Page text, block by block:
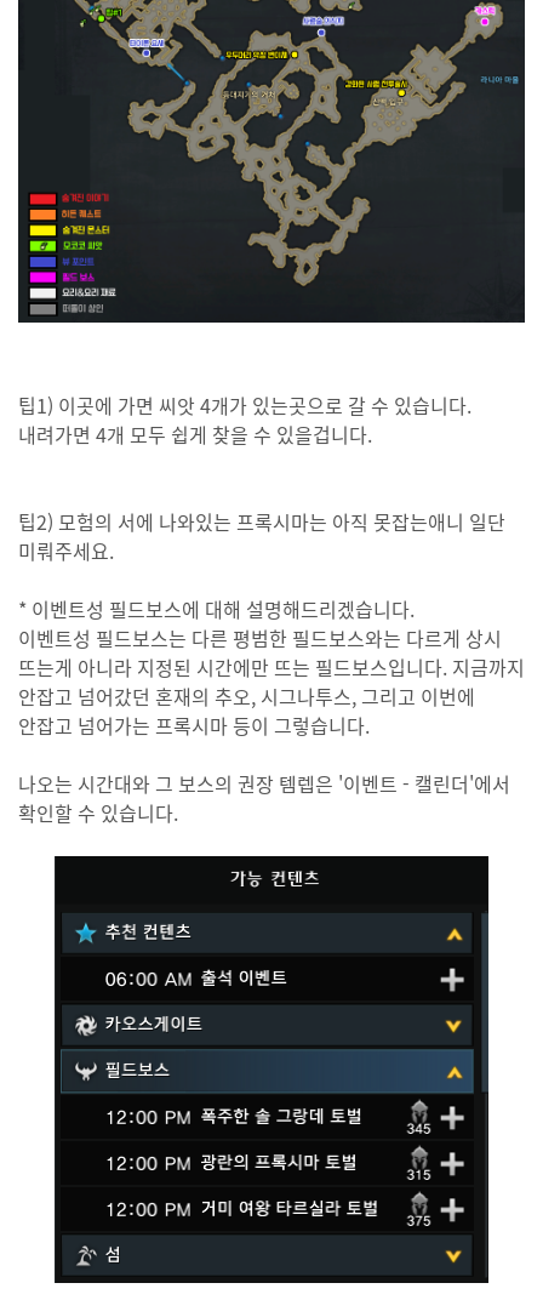
팁1) 이곳에 가면 씨앗 4개가 있는곳으로 갈 수 있습니다.
내려가면 4개 모두 쉽게 찾을 수 있을겁니다.
팁2) 모험의 서에 나와있는 프록시마는 아직 못잡는애니 일단
미뤄주세요.
* 이벤트성 필드보스에 대해 설명해드리겠습니다.
이벤트성 필드보스는 다른 평범한 필드보스와는 다르게 상시
뜨는게 아니라 지정된 시간에만 뜨는 필드보스입니다. 지금까지
안잡고 넘어갔던 혼재의 추오, 시그나투스, 그리고 이번에
안잡고 넘어가는 프록시마 등이 그렇습니다.
나오는 시간대와 그 보스의 권장 템렙은 '이벤트 - 캘린더'에서
확인할 수 있습니다.